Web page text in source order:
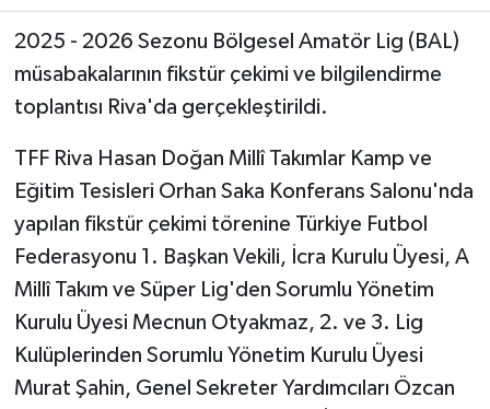
2025 - 2026 Sezonu Bölgesel Amatör Lig (BAL)
müsabakalarının fikstür çekimi ve bilgilendirme
toplantısı Riva'da gerçekleştirildi.
TFF Riva Hasan Doğan Millî Takımlar Kamp ve
Eğitim Tesisleri Orhan Saka Konferans Salonu'nda
yapılan fikstür çekimi törenine Türkiye Futbol
Federasyonu 1. Başkan Vekili, İcra Kurulu Üyesi, A
Millî Takım ve Süper Lig'den Sorumlu Yönetim
Kurulu Üyesi Mecnun Otyakmaz, 2. ve 3. Lig
Kulüplerinden Sorumlu Yönetim Kurulu Üyesi
Murat Şahin, Genel Sekreter Yardımcıları Özcan
VEFAT
BİLİM&TEKNOLOJİ
BÖLGE
TÜRKİYE
DÜNYA